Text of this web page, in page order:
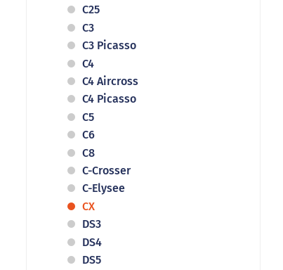
C25
C3
C3 Picasso
C4
C4 Aircross
C4 Picasso
C5
C6
C8
C-Crosser
C-Elysee
CX
DS3
DS4
DS5